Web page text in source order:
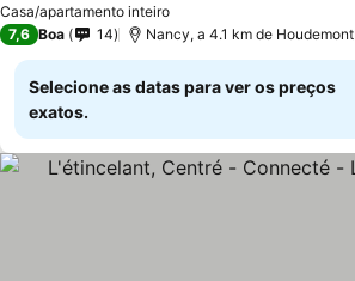
Casa/apartamento inteiro
7,6 Boa 14 Nancy, a 4.1 km de Houdemont
Selecione as datas para ver os preços
exatos.